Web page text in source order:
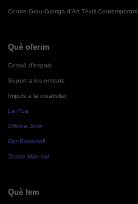
Centre Grau-Garriga d'Art Tèxtil Contemporani
Què oferim
Cessió d'espais
Suport a les entitats
Impuls a la creativitat
La Pua
Oficina Jove
Bar Bocamoll
Teatre Mira-sol
Què fem